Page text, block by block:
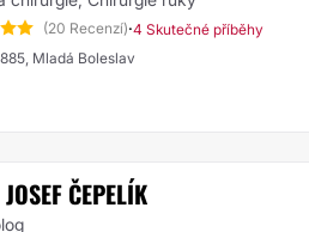
(20 Recenzí)·4 Skutečné příběhy
Mladá Boleslav
ČEPELÍK